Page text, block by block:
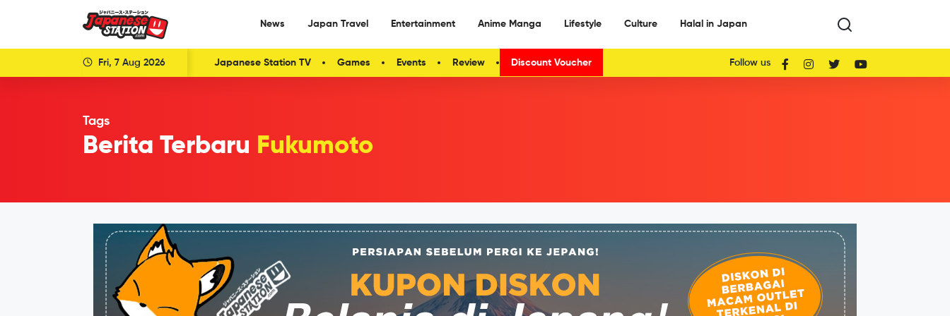
News Japan Travel Entertainment Anime Manga Lifestyle Culture Halal in Japan
Fri, 7 Aug 2026 Japanese Station TV Games Events Review Discount Voucher Follow us
Tags
Berita Terbaru Fukumoto